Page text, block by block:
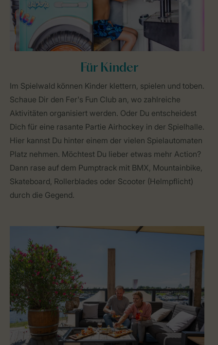
Für Kinder
Im Spielwald können Kinder klettern, spielen und toben.
Schaue Dir den Fer's Fun Club an, wo zahlreiche
Aktivitäten organisiert werden. Oder Du entscheidest
Dich für eine rasante Partie Airhockey in der Spielhalle.
Hier kannst Du hinter einem der vielen Spielautomaten
Platz nehmen. Möchtest Du lieber etwas mehr Action?
Dann rase auf dem Pumptrack mit BMX, Mountainbike,
Skateboard, Rollerblades oder Scooter (Helmpflicht)
durch die Gegend.